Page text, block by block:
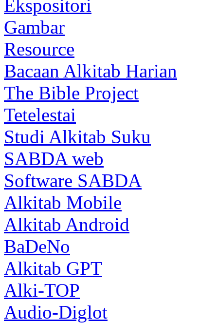
Ekspositori
Gambar
Resource
Bacaan Alkitab Harian
The Bible Project
Tetelestai
Studi Alkitab Suku
SABDA web
Software SABDA
Alkitab Mobile
Alkitab Android
BaDeNo
Alkitab GPT
Alki-TOP
Audio-Diglot